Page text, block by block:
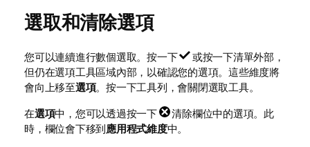
選取和清除選項
您可以連續進行數個選取。按一下
或按一下清單外部，
但仍在選項工具區域內部，以確認您的選項。這些維度將
會向上移至選項。按一下工具列，會關閉選取工具。
在選項中，您可以透過按一下
清除欄位中的選項。此
時，欄位會下移到應用程式維度中。